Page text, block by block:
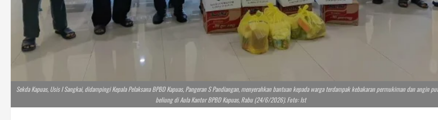
Sekda Kapuas, Usis I Sangkai, didampingi Kepala Pelaksana BPBD Kapuas, Pangeran S Pandiangan, menyerahkan bantuan kepada warga terdampak kebakaran permukiman dan angin
beliung di Aula Kantor BPBD Kapuas, Rabu (24/6/2026). Foto: Ist